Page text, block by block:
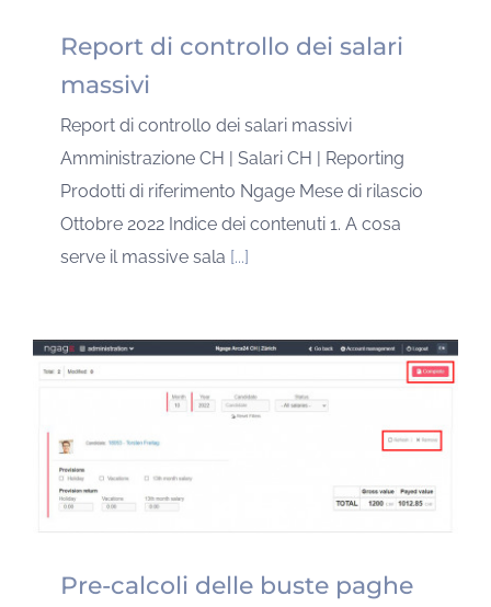
Report di controllo dei salari
massivi
Report di controllo dei salari massivi
Amministrazione CH | Salari CH | Reporting
Prodotti di riferimento Ngage Mese di rilascio
Ottobre 2022 Indice dei contenuti 1. A cosa
serve il massive sala [...]
Pre-calcoli delle buste paghe